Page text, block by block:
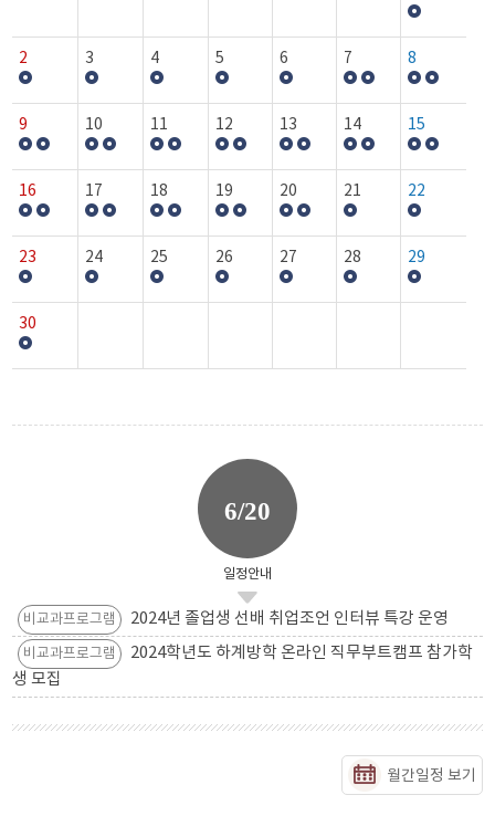
2 3 4 5 6 7 8
9 10 11 12 13 14 15
16 17 18 19 20 21 22
23 24 25 26 27 28 29
30
6/20
일정안내
비교과프로그램 2024년 졸업생 선배 취업조언 인터뷰 특강 운영
비교과프로그램
2024학년도 하계방학 온라인 직무부트캠프 참가학
생 모집
월간일정 보기